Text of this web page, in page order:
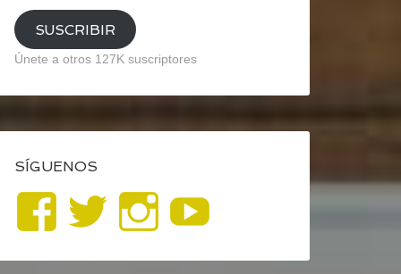
SUSCRIBIR
Únete a otros 127K suscriptores
SÍGUENOS
Ver
perfil
Ver
perfil
Ver
perfil